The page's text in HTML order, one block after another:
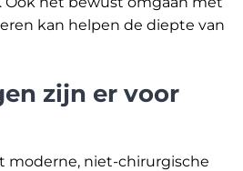
kan helpen de diepte van
zijn er voor
moderne, niet-chirurgische